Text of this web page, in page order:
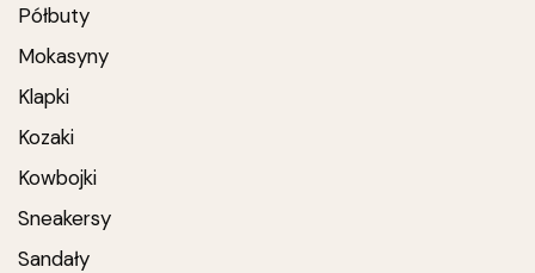
Półbuty
Mokasyny
Klapki
Kozaki
Kowbojki
Sneakersy
Sandały